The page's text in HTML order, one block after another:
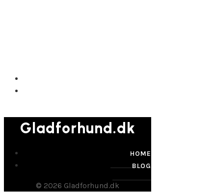
Gladforhund.dk
HOME
BLOG
© 2026 Gladforhund.dk